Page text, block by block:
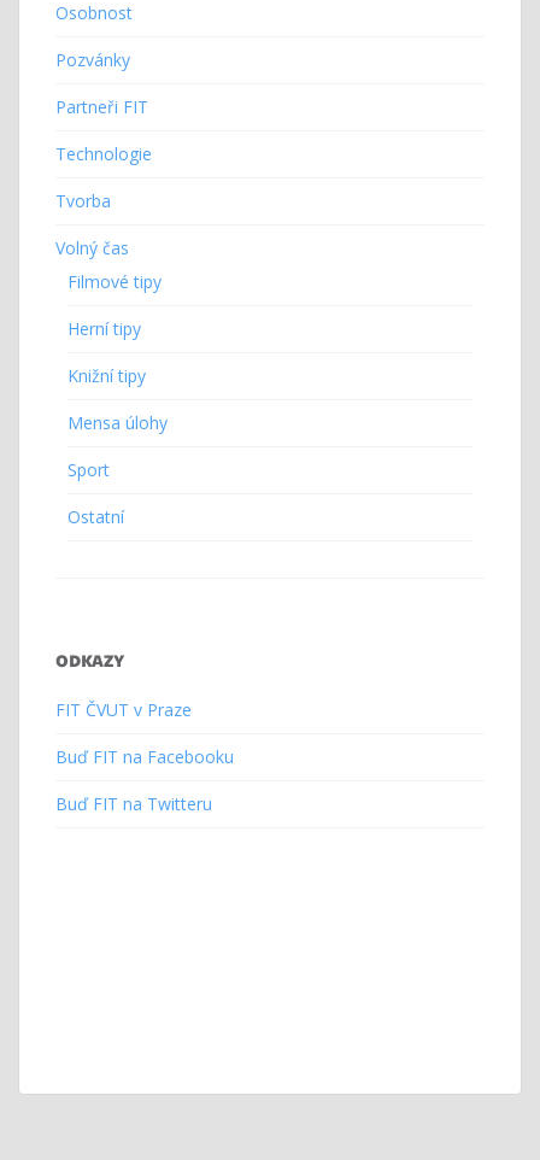
Osobnost
Pozvánky
Partneři FIT
Technologie
Tvorba
Volný čas
Filmové tipy
Herní tipy
Knižní tipy
Mensa úlohy
Sport
Ostatní
ODKAZY
FIT ČVUT v Praze
Buď FIT na Facebooku
Buď FIT na Twitteru